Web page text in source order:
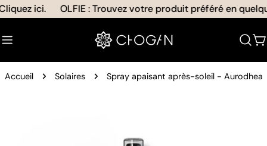
Aller
contenu
ici. OLFIE : Trouvez votre produit préféré en
Accueil Solaires Spray apaisant après-soleil - Aurodhea